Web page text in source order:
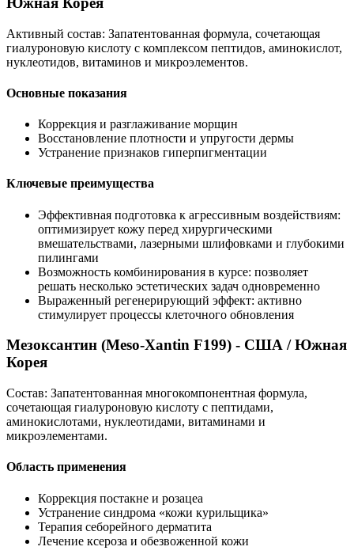
Активный состав: Запатентованная формула, сочетающая
гиалуроновую кислоту с комплексом пептидов, аминокислот,
нуклеотидов, витаминов и микроэлементов.
Основные показания
Коррекция и разглаживание морщин
Восстановление плотности и упругости дермы
Устранение признаков гиперпигментации
Ключевые преимущества
Эффективная подготовка к агрессивным воздействиям:
оптимизирует кожу перед хирургическими
вмешательствами, лазерными шлифовками и глубокими
пилингами
Возможность комбинирования в курсе: позволяет
решать несколько эстетических задач одновременно
Выраженный регенерирующий эффект: активно
стимулирует процессы клеточного обновления
Мезоксантин (Meso-Xantin F199) - США / Южная
Корея
Состав: Запатентованная многокомпонентная формула,
сочетающая гиалуроновую кислоту с пептидами,
аминокислотами, нуклеотидами, витаминами и
микроэлементами.
Область применения
Коррекция постакне и розацеа
Устранение синдрома «кожи курильщика»
Терапия себорейного дерматита
Лечение ксероза и обезвоженной кожи